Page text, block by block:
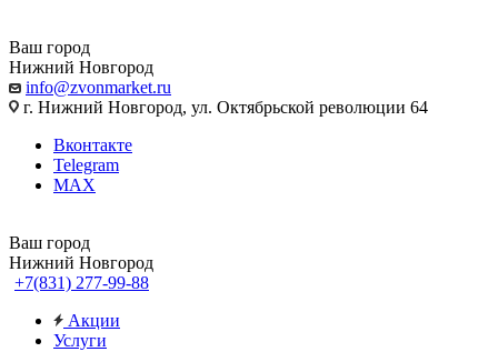
Ваш город
Нижний Новгород
info@zvonmarket.ru
г. Нижний Новгород, ул. Октябрьской революции 64
Вконтакте
Telegram
MAX
Ваш город
Нижний Новгород
+7(831) 277-99-88
Акции
Услуги